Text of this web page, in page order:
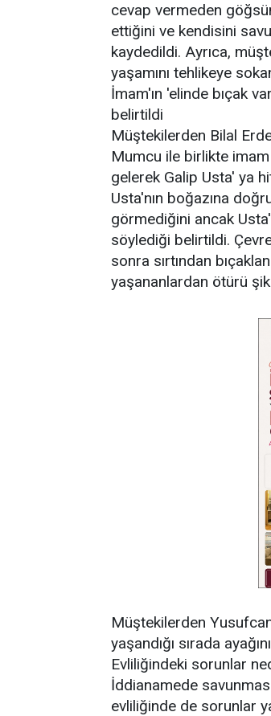
cevap vermeden
ettiğini ve kendisini
kaydedildi. Ayrıca,
yaşamını tehlikeye
İmam'ın 'elinde bıçak
belirtildi
Müştekilerden Bilal
Mumcu ile birlikte
gelerek Galip Usta' ya
Usta'nın boğazına
görmediğini ancak
söylediği belirtildi.
sonra sırtından
yaşananlardan ötürü
Müştekilerden
yaşandığı sırada
Evliliğindeki sorunlar
İddianamede
evliliğinde de sorunlar